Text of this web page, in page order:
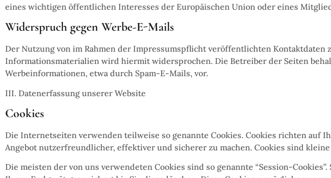
eines wichtigen öffentlichen Interesses der Europäischen Union oder eines
Widerspruch gegen Werbe-E-Mails
Der Nutzung von im Rahmen der Impressumspflicht veröffentlichten
Informationsmaterialien wird hiermit widersprochen. Die Betreiber der Seiten
Werbeinformationen, etwa durch Spam-E-Mails, vor.
III. Datenerfassung unserer Website
Cookies
Die Internetseiten verwenden teilweise so genannte Cookies. Cookies richten auf
Angebot nutzerfreundlicher, effektiver und sicherer zu machen. Cookies sind
Die meisten der von uns verwendeten Cookies sind so genannte “Session-